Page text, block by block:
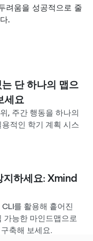
려움을 성공적으로 줄
.
단 하나의 맵으
세요
, 주간 행동을 하나의
적인 학기 계획 시스
지하세요: Xmind
를 활용해 흩어진
가능한 마인드맵으로
축해 보세요.